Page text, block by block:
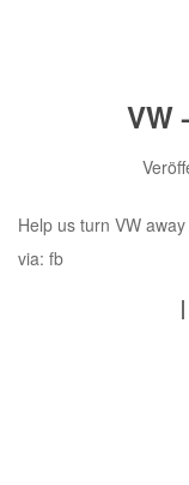
VW
Help us turn VW
via: fb